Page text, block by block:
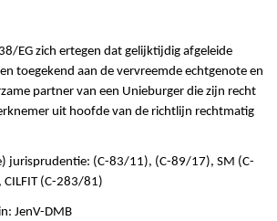
EG zich ertegen dat gelijktijdig afgeleide
toegekend aan de vervreemde echtgenote en
partner van een Unieburger die zijn recht
uit hoofde van de richtlijn rechtmatig
jurisprudentie: (C-83/11), (C-89/17), SM (C-
(C-283/81)
JenV-DMB